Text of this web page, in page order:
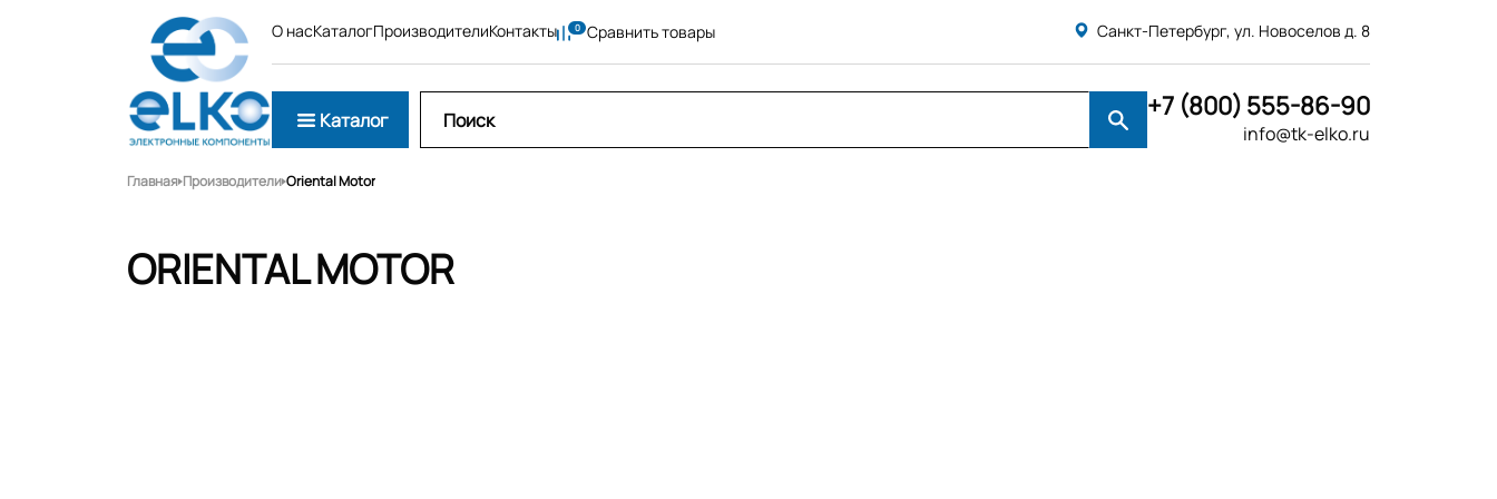
О насКаталогПроизводителиКонтакты Сравнить товары Санкт-Петербург, ул. Новоселов д. 8
Каталог +7 (800) 555-86-90
info@tk-elko.ru
Главная Производители Oriental Motor
ORIENTAL MOTOR